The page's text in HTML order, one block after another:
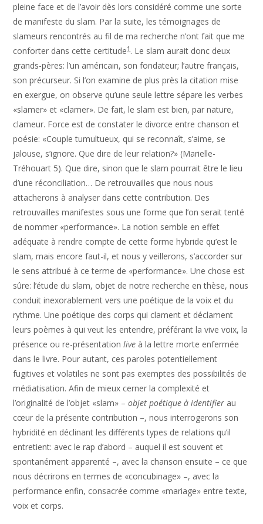
pleine face et de l’avoir dès lors considéré comme une sorte
de manifeste du slam. Par la suite, les témoignages de
slameurs rencontrés au fil de ma recherche n’ont fait que me
conforter dans cette certitude1. Le slam aurait donc deux
grands-pères: l’un américain, son fondateur; l’autre français,
son précurseur. Si l’on examine de plus près la citation mise
en exergue, on observe qu’une seule lettre sépare les verbes
«slamer» et «clamer». De fait, le slam est bien, par nature,
clameur. Force est de constater le divorce entre chanson et
poésie: «Couple tumultueux, qui se reconnaît, s’aime, se
jalouse, s’ignore. Que dire de leur relation?» (Marielle-
Tréhouart 5). Que dire, sinon que le slam pourrait être le lieu
d’une réconciliation… De retrouvailles que nous nous
attacherons à analyser dans cette contribution. Des
retrouvailles manifestes sous une forme que l’on serait tenté
de nommer «performance». La notion semble en effet
adéquate à rendre compte de cette forme hybride qu’est le
slam, mais encore faut-il, et nous y veillerons, s’accorder sur
le sens attribué à ce terme de «performance». Une chose est
sûre: l’étude du slam, objet de notre recherche en thèse, nous
conduit inexorablement vers une poétique de la voix et du
rythme. Une poétique des corps qui clament et déclament
leurs poèmes à qui veut les entendre, préférant la vive voix, la
présence ou re-présentationlive à la lettre morte enfermée
dans le livre. Pour autant, ces paroles potentiellement
fugitives et volatiles ne sont pas exemptes des possibilités de
médiatisation. Afin de mieux cerner la complexité et
l’originalité de l’objet «slam» –objet poétique à identifier au
cœur de la présente contribution –, nous interrogerons son
hybridité en déclinant les différents types de relations qu’il
entretient: avec le rap d’abord – auquel il est souvent et
spontanément apparenté –, avec la chanson ensuite – ce que
nous décrirons en termes de «concubinage» –, avec la
performance enfin, consacrée comme «mariage» entre texte,
voix et corps.